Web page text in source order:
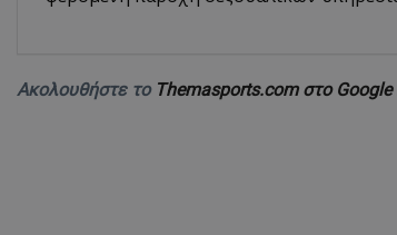
Ακολουθήστε το Themasports.com στο